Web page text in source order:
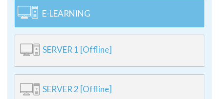
E-LEARNING
SERVER 1 [Offline]
SERVER 2 [Offline]